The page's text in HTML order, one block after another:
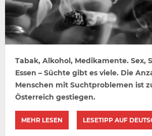
Tabak, Alkohol, Medikamente. Sex,
Essen – Süchte gibt es viele. Die
Menschen mit Suchtproblemen ist
Österreich gestiegen.
MEHR LESEN LESETIPP AUF